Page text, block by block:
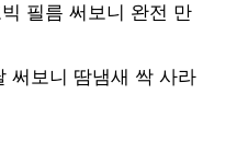
필름 써보니 완전 만
써보니 땀냄새 싹 사라